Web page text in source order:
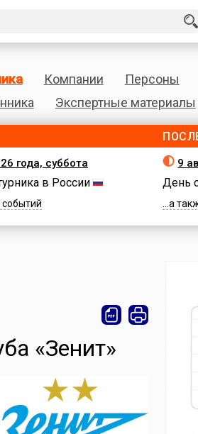
Компании Персоны
Экспертные материалы
года, суббота
в России
событий
9
День
...а
«Зенит»